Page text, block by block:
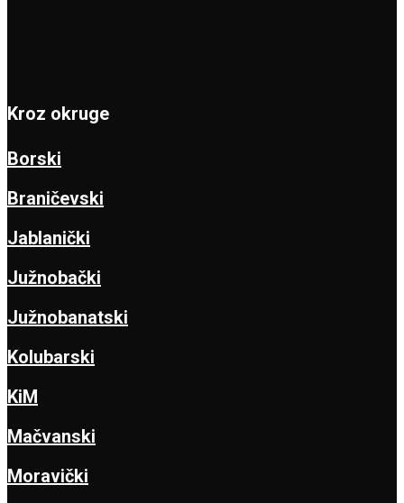
Kroz okruge
Borski
Braničevski
Jablanički
Južnobački
Južnobanatski
Kolubarski
KiM
Mačvanski
Moravički